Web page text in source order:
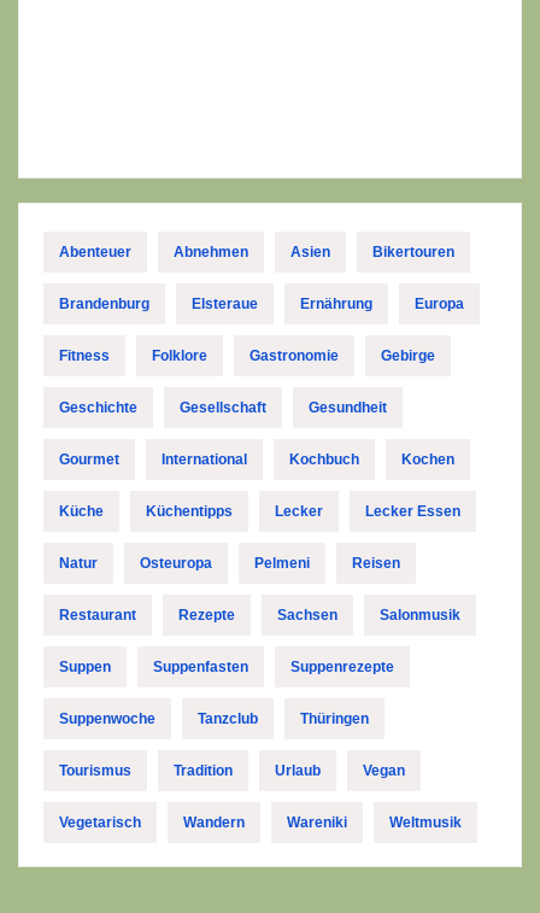
Abenteuer Abnehmen Asien Bikertouren
Brandenburg Elsteraue Ernährung Europa
Fitness Folklore Gastronomie Gebirge
Geschichte Gesellschaft Gesundheit
Gourmet International Kochbuch Kochen
Küche Küchentipps Lecker Lecker Essen
Natur Osteuropa Pelmeni Reisen
Restaurant Rezepte Sachsen Salonmusik
Suppen Suppenfasten Suppenrezepte
Suppenwoche Tanzclub Thüringen
Tourismus Tradition Urlaub Vegan
Vegetarisch Wandern Wareniki Weltmusik